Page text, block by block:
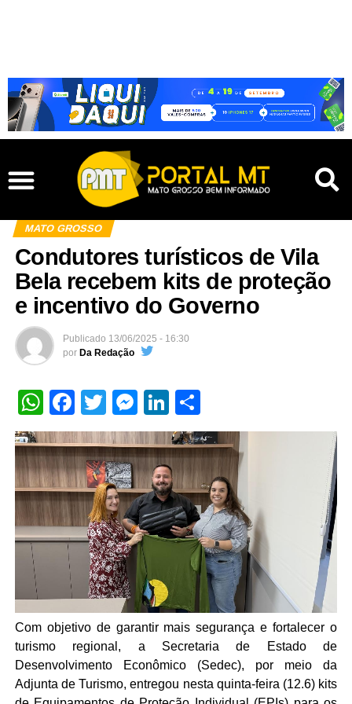
MATO GROSSO
Condutores turísticos de Vila
Bela recebem kits de proteção
e incentivo do Governo
Publicado 13/06/2025 - 16:30
por Da Redação
WhatsApp
Facebook
TwitterMessenger
LinkedIn
Com objetivo de garantir mais segurança e fortalecer o
turismo regional, a Secretaria de Estado de
Desenvolvimento Econômico (Sedec), por meio da
Adjunta de Turismo, entregou nesta quinta-feira (12.6) kits